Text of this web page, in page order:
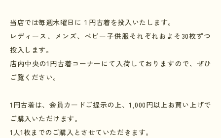
当店では毎週木曜日に１円古着を投入いたします。
レディース、メンズ、ベビー子供服それぞれおよそ30枚ずつ
投入します。
店内中央の1 円古着コーナーにて入荷しておりますので、ぜひ
ご覧ください。
1 円古着は、会員カードご提示の上、1,000円以上お買い上げで
ご購入いただけます。
1 人1枚までのご購入とさせていただきます。